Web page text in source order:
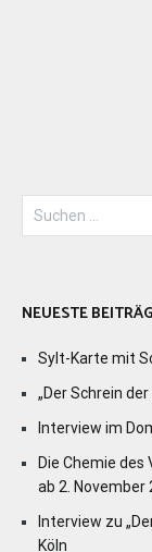
Suchen
nach:
NEUESTE
Sylt-Karte mit
„Der Schrein
Interview im
Die Chemie
ab 2. November
Interview zu
Köln